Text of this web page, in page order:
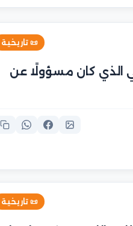
📜 تاريخية
الذي كان مسؤولًا عن
📜 تاريخية